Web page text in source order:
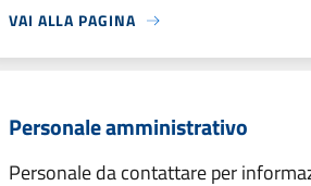
VAI ALLA PAGINA
Personale amministrativo
Personale da contattare per